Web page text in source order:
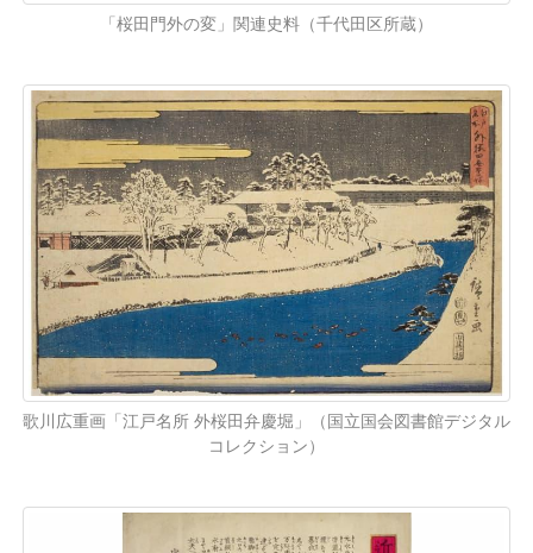
「桜田門外の変」関連史料（千代田区所蔵）
歌川広重画「江戸名所 外桜田弁慶堀」（国立国会図書館デジタル
コレクション）